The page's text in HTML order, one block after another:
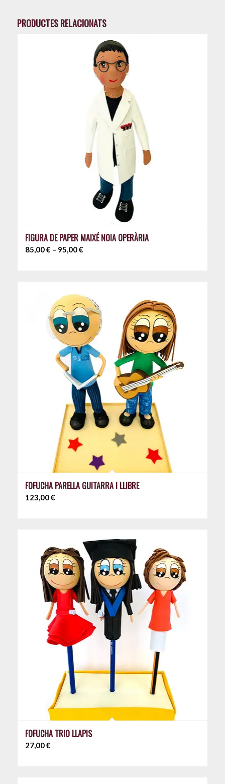
PRODUCTES RELACIONATS
FIGURA DE PAPER MAIXÉ NOIA OPERÀRIA
85,00€ – 95,00€Interval
a
95,00 €
FOFUCHA PARELLA GUITARRA I LLIBRE
123,00€
FOFUCHA TRIO LLAPIS
27,00€